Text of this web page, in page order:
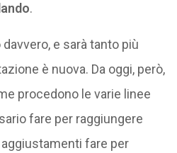
.
e sarà tanto più
è nuova. Da oggi, però,
procedono le varie linee
fare per raggiungere
fare per